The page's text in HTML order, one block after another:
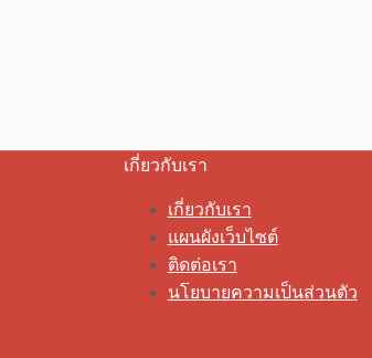
เกี่ยวกับเรา
เกี่ยวกับเรา
แผนผังเว็บไซต์
ติดต่อเรา
นโยบายความเป็นส่วนตัว